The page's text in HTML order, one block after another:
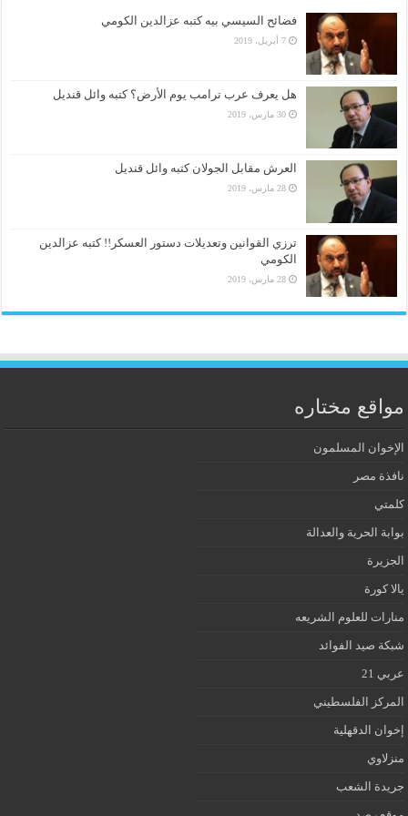
فضائح السيسي بيه كتبه عزالدين الكومي
7 أبريل، 2019
هل يعرف عرب ترامب يوم الأرض؟ كتبه وائل قنديل
30 مارس، 2019
العرش مقابل الجولان كتبه وائل قنديل
28 مارس، 2019
ترزي القوانين وتعديلات دستور العسكر!! كتبه عزالدين
الكومي
28 مارس، 2019
مواقع مختاره
الإخوان المسلمون
نافذة مصر
كلمتي
بوابة الحرية والعدالة
الجزيرة
يالا كورة
منارات للعلوم الشريعه
شبكة صيد الفوائد
عربي 21
المركز الفلسطيني
إخوان الدقهلية
منزلاوي
جريدة الشعب